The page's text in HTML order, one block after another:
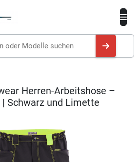
Herren-Arbeitshose –
| Schwarz und Limette